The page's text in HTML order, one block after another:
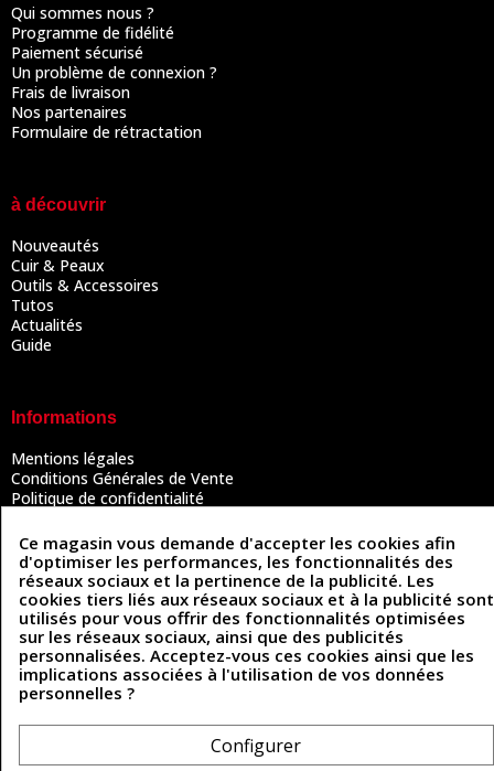
Qui sommes nous ?
Programme de fidélité
Paiement sécurisé
Un problème de connexion ?
Frais de livraison
Nos partenaires
Formulaire de rétractation
à découvrir
Nouveautés
Cuir & Peaux
Outils & Accessoires
Tutos
Actualités
Guide
Informations
Mentions légales
Conditions Générales de Vente
Politique de confidentialité
Contactez-nous
Coordonnées
493 Chemin de Catougnac
81300 Graulhet
05 63 34 51 88
contact@cuirenstock.com
Ce magasin vous demande d'accepter les cookies afin
d'optimiser les performances, les fonctionnalités des
réseaux sociaux et la pertinence de la publicité. Les
cookies tiers liés aux réseaux sociaux et à la publicité sont
utilisés pour vous offrir des fonctionnalités optimisées
sur les réseaux sociaux, ainsi que des publicités
personnalisées. Acceptez-vous ces cookies ainsi que les
implications associées à l'utilisation de vos données
personnelles ?
Configurer